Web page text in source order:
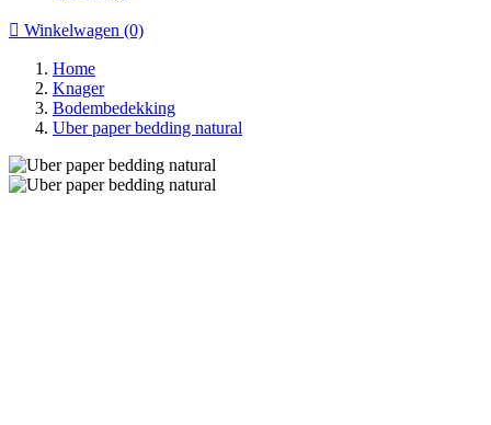
 Winkelwagen (0)
Home
Knager
Bodembedekking
Uber paper bedding natural